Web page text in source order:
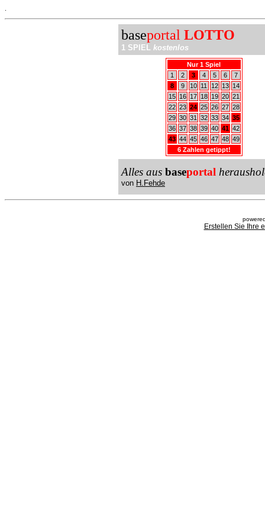
baseportal LOTTO
1 SPIEL kostenlos
Nur 1 Spiel
1
2 3 4 5 6
7
8
9 10 11 12 13
14
15
16 17 18 19 20 21
22 23 24 25 26 27 28
29 30 31 32 33 34 35
36 37 38 39 40 41 42
43 44 45 46 47 48 49
6 Zahlen getippt!
Alles aus baseportal
von H.Fehde
Erstellen Sie Ihre